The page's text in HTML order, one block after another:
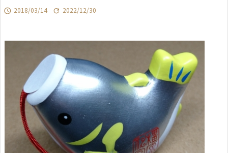
 2018/03/14  2022/12/30